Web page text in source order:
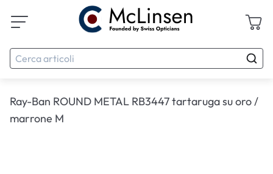
Ray-Ban ROUND METAL RB3447 tartaruga su oro /
marrone M